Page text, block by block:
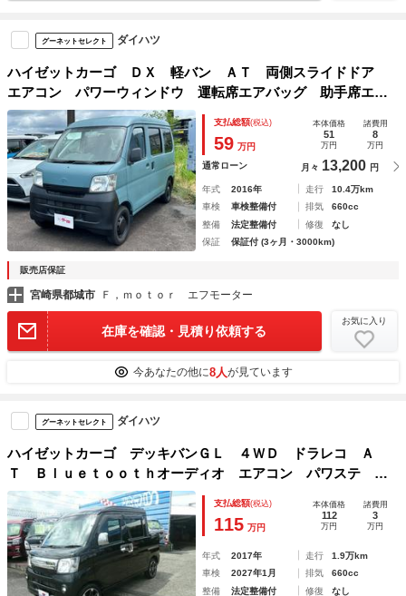
グーネットセレクト ダイハツ
ハイゼットカーゴ ＤＸ 軽バン ＡＴ 両側スライドドア
エアコン パワーウィンドウ 運転席エアバッグ 助手席エア
バッグ 積載量３５０ｋｇ
支払総額(税込)
59 万円
本体価格
51
万円
諸費用
8
万円
通常ローン 月々 13,200 円
年式 2016年 走行
10.4万km
車検
車検整備付 排気
660cc
整備
法定整備付 修復
なし
保証
保証付 (3ヶ月・3000km)
販売店保証
宮崎県都城市 Ｆ，ｍｏｔｏｒ エフモーター
在庫を確認・見積り依頼する
お気に入り
今あなたの他に8人が見ています
グーネットセレクト ダイハツ
ハイゼットカーゴ デッキバンＧＬ ４ＷＤ ドラレコ Ａ
Ｔ Ｂｌｕｅｔｏｏｔｈオーディオ エアコン パワステ パ
ワーウィンドウ ディスプレイオーディオ ＨＩＤライト バ
ックカメラ
支払総額(税込)
115 万円
本体価格
112
万円
諸費用
3
万円
年式 2017年 走行
1.9万km
車検
2027年1月 排気
660cc
整備
法定整備付 修復 なし